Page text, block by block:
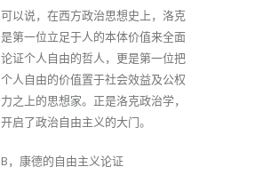
可以说，在西方政治思想史上，洛克
是第一位立足于人的本体价值来全面
论证个人自由的哲人，更是第一位把
个人自由的价值置于社会效益及公权
力之上的思想家。正是洛克政治学，
开启了政治自由主义的大门。
B，康德的自由主义论证